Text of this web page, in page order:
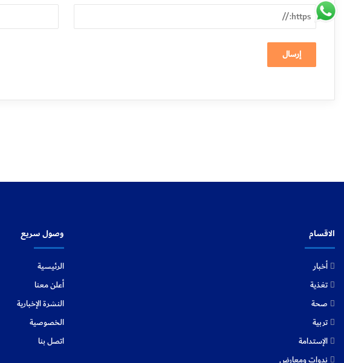
الاقسام
أخبار
تغذية
صحة
تربية
الإستدامة
وصول سريع
الرئيسية
أعلن معنا
النشرة الإخبارية
الخصوصية
اتصل بنا